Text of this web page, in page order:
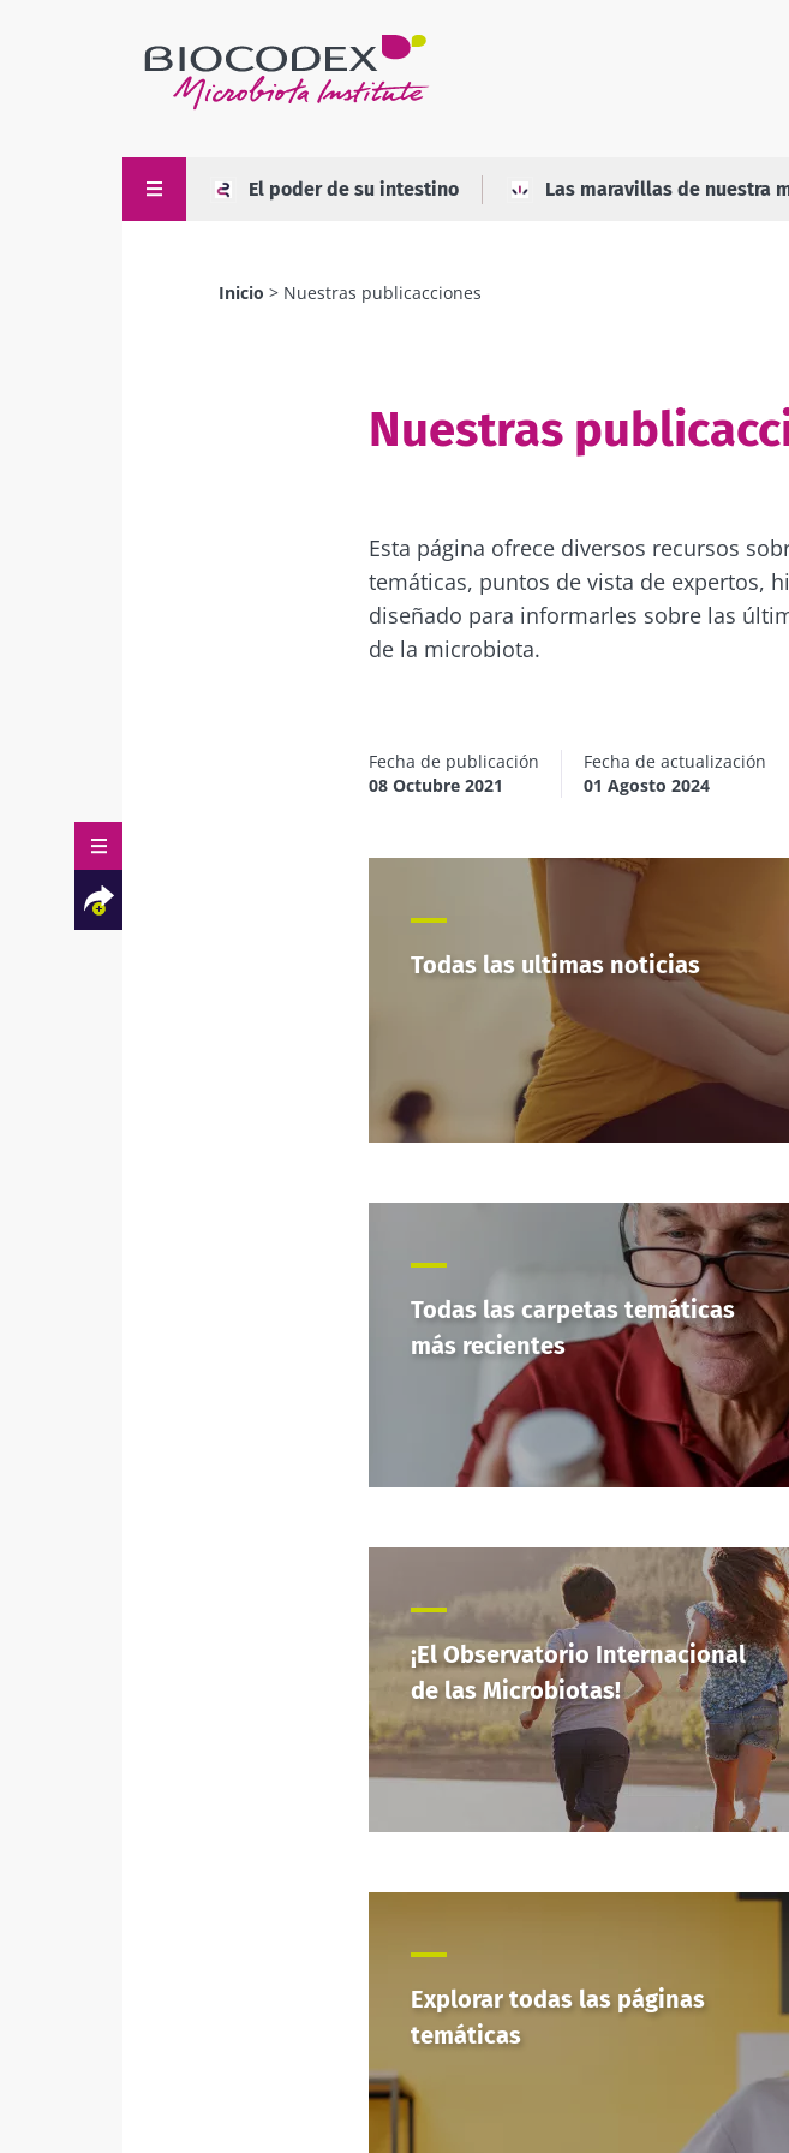
El poder de su intestino Las maravillas de nuestra
Inicio Nuestras publicacciones
Nuestras
Esta página ofrece diversos recursos
temáticas, puntos de vista de expertos,
diseñado para informarles sobre las
de la microbiota.
Fecha de publicación
08 Octubre 2021
Fecha de actualización
01 Agosto 2024
Todas las ultimas noticias
Todas las carpetas temáticas
más recientes
¡El Observatorio Internacional
de las Microbiotas!
Explorar todas las páginas
temáticas